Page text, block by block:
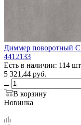
Диммер поворотный
4412133
Есть в наличии: 114
5 321,44 руб.
В корзину
Новинка